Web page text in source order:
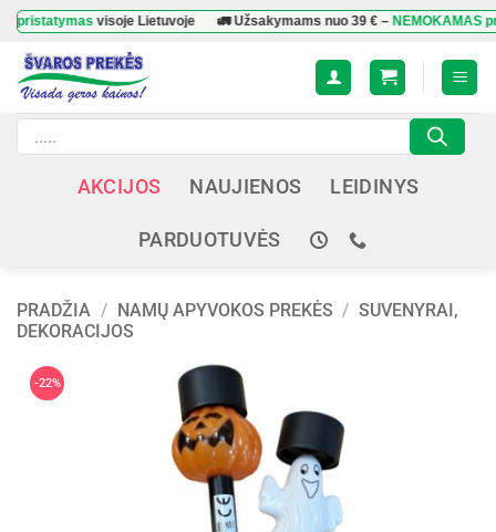
Skip
content
visoje Lietuvoje 🚛 Užsakymams nuo39 €–NEMOKAMAS
Products
search
AKCIJOS NAUJIENOS LEIDINYS
PARDUOTUVĖS
PRADŽIA / NAMŲ APYVOKOS PREKĖS / SUVENYRAI,
DEKORACIJOS
-22%